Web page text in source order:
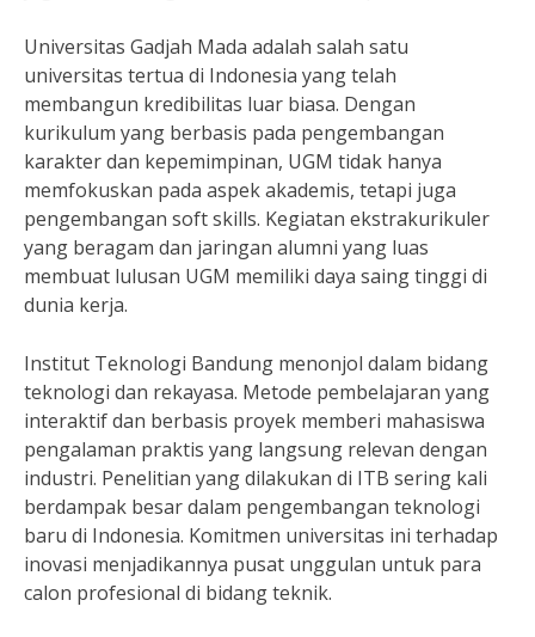
Universitas Gadjah Mada adalah salah satu
universitas tertua di Indonesia yang telah
membangun kredibilitas luar biasa. Dengan
kurikulum yang berbasis pada pengembangan
karakter dan kepemimpinan, UGM tidak hanya
memfokuskan pada aspek akademis, tetapi juga
pengembangan soft skills. Kegiatan ekstrakurikuler
yang beragam dan jaringan alumni yang luas
membuat lulusan UGM memiliki daya saing tinggi di
dunia kerja.
Institut Teknologi Bandung menonjol dalam bidang
teknologi dan rekayasa. Metode pembelajaran yang
interaktif dan berbasis proyek memberi mahasiswa
pengalaman praktis yang langsung relevan dengan
industri. Penelitian yang dilakukan di ITB sering kali
berdampak besar dalam pengembangan teknologi
baru di Indonesia. Komitmen universitas ini terhadap
inovasi menjadikannya pusat unggulan untuk para
calon profesional di bidang teknik.